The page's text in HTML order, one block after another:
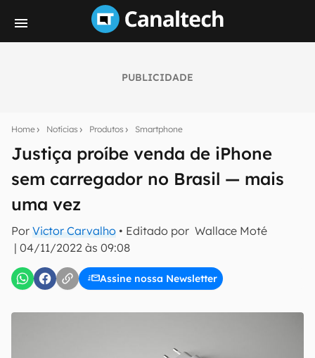
PUBLICIDADE
Home Notícias Produtos Smartphone
Justiça proíbe venda de iPhone
sem carregador no Brasil — mais
uma vez
Por Victor Carvalho • Editado por Wallace Moté
| 04/11/2022 às 09:08
Assine nossa Newsletter
notícias e reviews sobre tecnologia em primeira
mão.
E-mail
inscreva-se
Confirmo que li, aceito e concordo com os Termos de
Uso e Política de Privacidade do Canaltech.